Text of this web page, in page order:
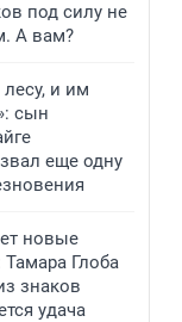
под силу не
А вам?
и им
сын
еще одну
новые
Глоба
знаков
удача